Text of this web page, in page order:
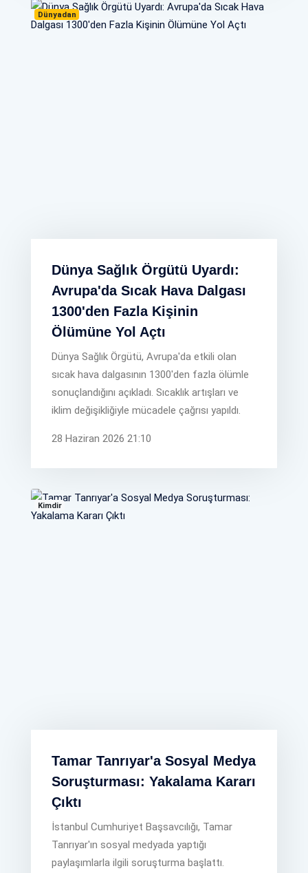
Dünyadan
Dünya Sağlık Örgütü Uyardı:
Avrupa'da Sıcak Hava Dalgası
1300'den Fazla Kişinin
Ölümüne Yol Açtı
Dünya Sağlık Örgütü, Avrupa'da etkili olan
sıcak hava dalgasının 1300'den fazla ölümle
sonuçlandığını açıkladı. Sıcaklık artışları ve
iklim değişikliğiyle mücadele çağrısı yapıldı.
28 Haziran 2026 21:10
Kimdir
Tamar Tanrıyar'a Sosyal Medya
Soruşturması: Yakalama Kararı
Çıktı
İstanbul Cumhuriyet Başsavcılığı, Tamar
Tanrıyar'ın sosyal medyada yaptığı
paylaşımlarla ilgili soruşturma başlattı.